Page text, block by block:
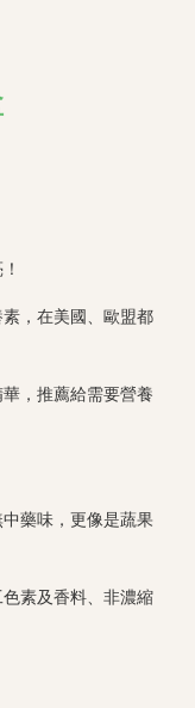
，在美國、歐盟都
，推薦給需要營養
藥味，更像是蔬果
素及香料、非濃縮